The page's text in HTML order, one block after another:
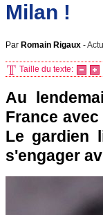
Milan !
Par Romain Rigaux -
Taille du texte:
Au
France
Le gardien
s'engager